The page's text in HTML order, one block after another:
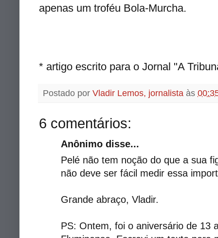
apenas um troféu Bola-Murcha.
* artigo escrito para o Jornal "A
Postado por Vladir Lemos, jornalista às
6 comentários:
Anônimo disse...
Pelé não tem noção do que a sua
não deve ser fácil medir essa
Grande abraço, Vladir.
PS: Ontem, foi o aniversário de 13